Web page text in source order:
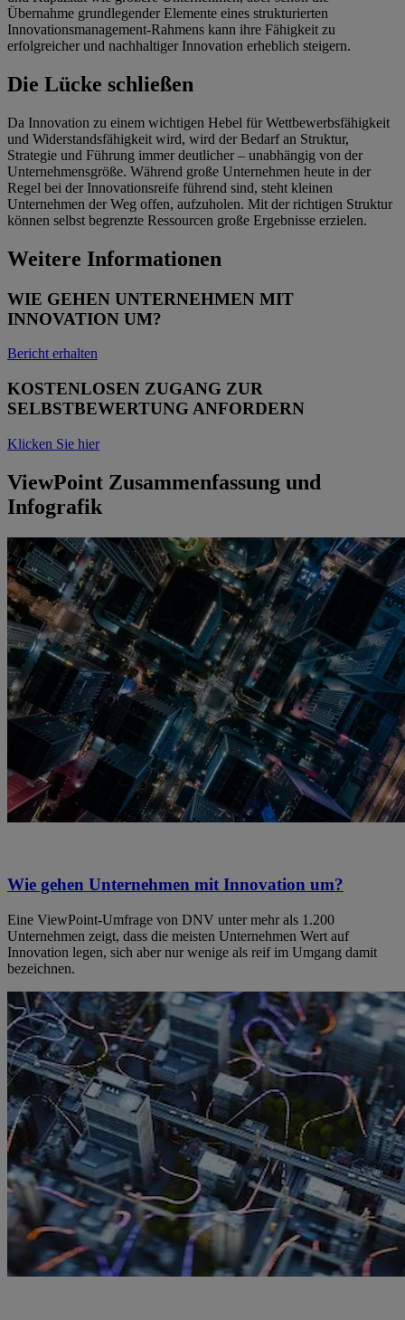
Übernahme grundlegender Elemente eines strukturierten
Innovationsmanagement-Rahmens kann ihre Fähigkeit zu
erfolgreicher und nachhaltiger Innovation erheblich steigern.
Die Lücke schließen
Da Innovation zu einem wichtigen Hebel für Wettbewerbsfähigkeit
und Widerstandsfähigkeit wird, wird der Bedarf an Struktur,
Strategie und Führung immer deutlicher – unabhängig von der
Unternehmensgröße. Während große Unternehmen heute in der
Regel bei der Innovationsreife führend sind, steht kleinen
Unternehmen der Weg offen, aufzuholen. Mit der richtigen Struktur
können selbst begrenzte Ressourcen große Ergebnisse erzielen.
Weitere Informationen
WIE GEHEN UNTERNEHMEN MIT
INNOVATION UM?
Bericht erhalten
KOSTENLOSEN ZUGANG ZUR
SELBSTBEWERTUNG ANFORDERN
Klicken Sie hier
ViewPoint Zusammenfassung und
Infografik
Wie gehen Unternehmen mit Innovation um?
Eine ViewPoint-Umfrage von DNV unter mehr als 1.200
Unternehmen zeigt, dass die meisten Unternehmen Wert auf
Innovation legen, sich aber nur wenige als reif im Umgang damit
bezeichnen.